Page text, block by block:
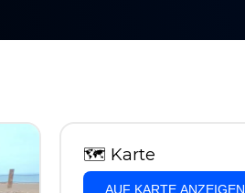
🗺 Karte
AUF KARTE ANZEIGEN